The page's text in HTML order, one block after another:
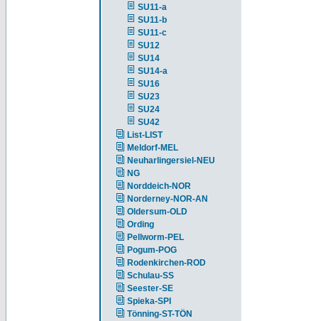
SU11-a
SU11-b
SU11-c
SU12
SU14
SU14-a
SU16
SU23
SU24
SU42
List-LIST
Meldorf-MEL
Neuharlingersiel-NEU
NG
Norddeich-NOR
Norderney-NOR-AN
Oldersum-OLD
Ording
Pellworm-PEL
Pogum-POG
Rodenkirchen-ROD
Schulau-SS
Seester-SE
Spieka-SPI
Tönning-ST-TÖN